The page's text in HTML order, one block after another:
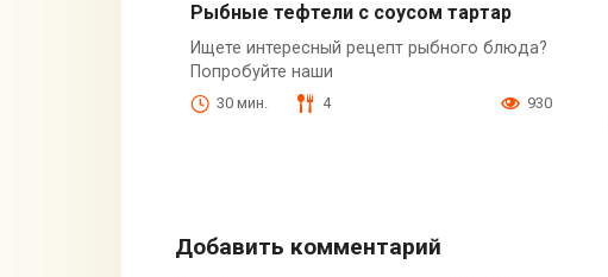
Рыбные тефтели с соусом тартар
Ищете интересный рецепт рыбного блюда?
Попробуйте наши
30 мин. 4 930
Добавить комментарий